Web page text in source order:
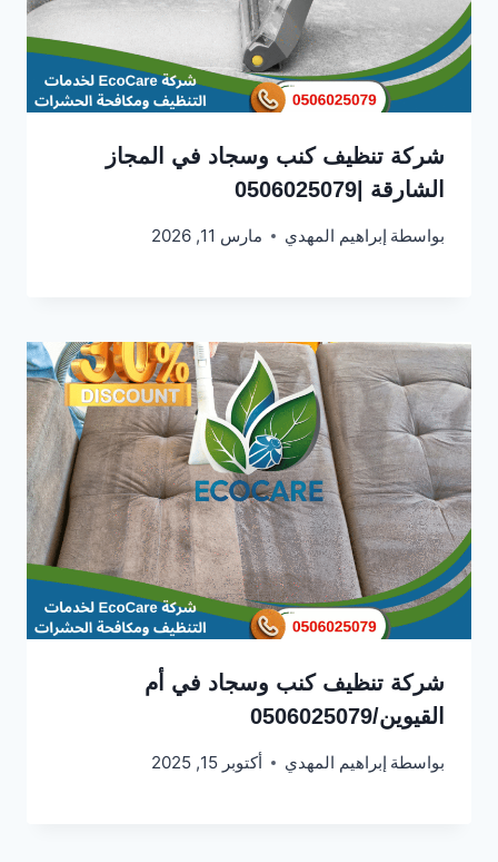
شركة تنظيف كنب وسجاد في المجاز
الشارقة |0506025079
بواسطة إبراهيم المهدي مارس 11, 2026
شركة تنظيف كنب وسجاد في أم
القيوين/0506025079
بواسطة إبراهيم المهدي أكتوبر 15, 2025